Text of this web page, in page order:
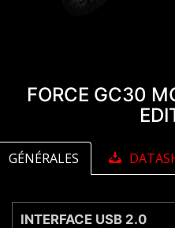
FORCE GC30
GÉNÉRALES
INTERFACE USB 2.0